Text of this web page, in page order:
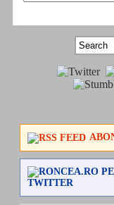
TWITTER